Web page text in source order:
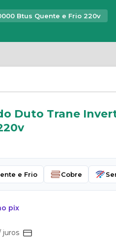
Btus Quente e Frio 220v
Duto Trane
e Frio Cobre
pix
juros